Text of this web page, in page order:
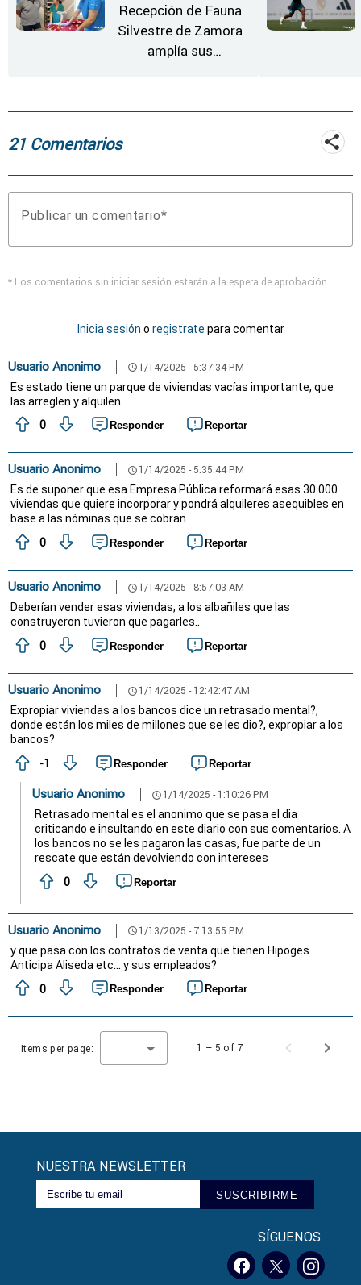
Recepción de Fauna
Silvestre de Zamora
amplía sus
21 Comentarios
Publicar un comentario
* Los comentarios sin iniciar sesión estarán a la espera de aprobación
Inicia sesión o registrate para comentar
Usuario Anonimo schedule 1/14/2025 - 5:37:34 PM
Es estado tiene un parque de viviendas vacías importante, que
las arreglen y alquilen.
0
Responder Reportar
Usuario Anonimo schedule 1/14/2025 - 5:35:44 PM
Es de suponer que esa Empresa Pública reformará esas 30.000
viviendas que quiere incorporar y pondrá alquileres asequibles en
base a las nóminas que se cobran
0
Responder Reportar
Usuario Anonimo schedule 1/14/2025 - 8:57:03 AM
Deberían vender esas viviendas, a los albañiles que las
construyeron tuvieron que pagarles..
0
Responder Reportar
Usuario Anonimo schedule 1/14/2025 - 12:42:47 AM
Expropiar viviendas a los bancos dice un retrasado mental?,
donde están los miles de millones que se les dio?, expropiar a los
bancos?
-1
Responder Reportar
Usuario Anonimo schedule 1/14/2025 - 1:10:26 PM
Retrasado mental es el anonimo que se pasa el dia
criticando e insultando en este diario con sus comentarios. A
los bancos no se les pagaron las casas, fue parte de un
rescate que están devolviendo con intereses
0
Reportar
Usuario Anonimo schedule 1/13/2025 - 7:13:55 PM
y que pasa con los contratos de venta que tienen Hipoges
Anticipa Aliseda etc... y sus empleados?
0
Responder Reportar
Items per page: 1 – 5 of 7
NUESTRA NEWSLETTER
SUSCRIBIRME
SÍGUENOS